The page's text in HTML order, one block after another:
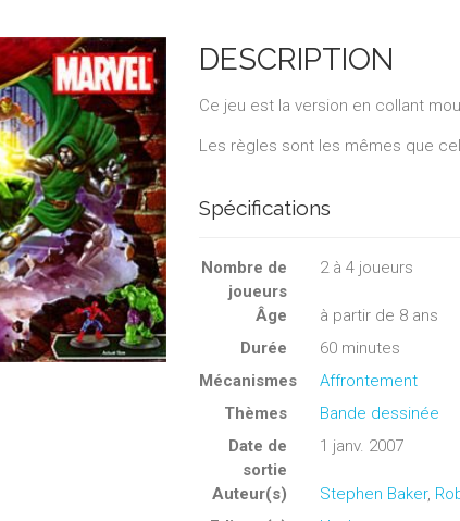
DESCRIPTION
Ce jeu est la version en collant
Les règles sont les mêmes que
Spécifications
Nombre de
joueurs
2à 4joueurs
Âge
à partir de 8 ans
Durée
60 minutes
Mécanismes
Affrontement
Thèmes
Bande dessinée
Date de
sortie
1 janv. 2007
Auteur(s) Stephen Baker,